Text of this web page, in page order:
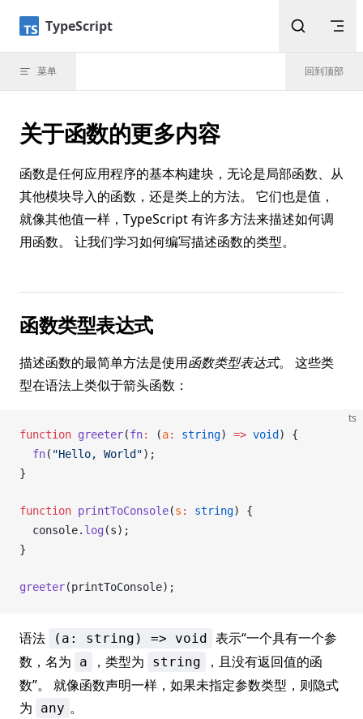
Skip to content
TypeScript
菜单 回到顶部
关于函数的更多内容
函数是任何应用程序的基本构建块，无论是局部函数、从
其他模块导入的函数，还是类上的方法。 它们也是值，
就像其他值一样，TypeScript 有许多方法来描述如何调
用函数。 让我们学习如何编写描述函数的类型。
函数类型表达式
描述函数的最简单方法是使用函数类型表达式。 这些类
型在语法上类似于箭头函数：
ts
function greeter(fn: (a: string) => void ) {
fn( "Hello, World");
}
function printToConsole(s : string) {
console. log (s);
}
greeter(printToConsole);
语法 (a: string) => void 表示“一个具有一个参
数，名为
a ，类型为 string
，且没有返回值的函
数”。 就像函数声明一样，如果未指定参数类型，则隐式
为
any 。